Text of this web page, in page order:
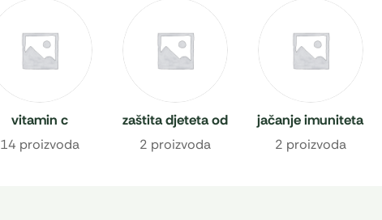
vitamin c
14 proizvoda
zaštita djeteta od
prehlade
2 proizvoda
jačanje imuniteta
2 proizvoda